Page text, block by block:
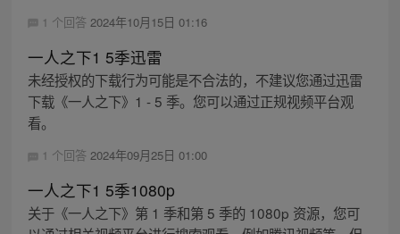
1 个回答 2024年10月15日 01:16
一人之下1 5季迅雷
未经授权的下载行为可能是不合法的，不建议您通过迅雷
下载《一人之下》1 - 5 季。您可以通过正规视频平台观
看。
1 个回答 2024年09月25日 01:00
一人之下1 5季1080p
关于《一人之下》第 1 季和第 5 季的 1080p 资源，您可